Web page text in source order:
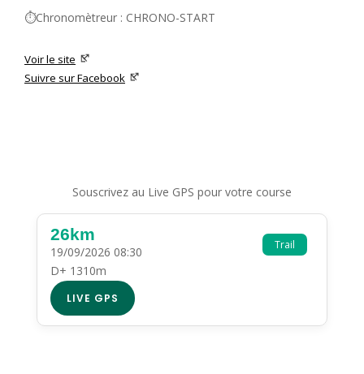
⏱️Chronomètreur : CHRONO-START
Voir le site
Suivre sur Facebook
Souscrivez au Live GPS pour votre course
Trail
26km
19/09/2026 08:30
D+ 1310m
LIVE GPS